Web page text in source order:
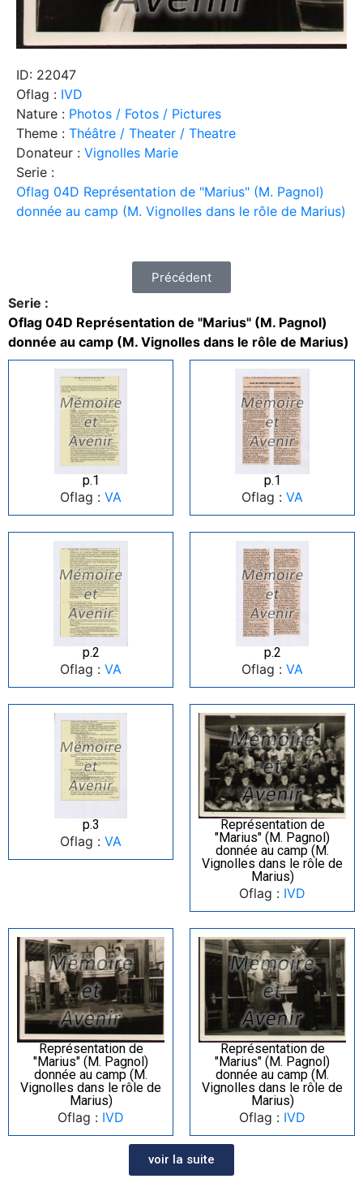
ID: 22047
Oflag : IVD
Nature : Photos / Fotos / Pictures
Theme : Théâtre / Theater / Theatre
Donateur : Vignolles Marie
Serie :
Oflag 04D Représentation de "Marius" (M. Pagnol)
donnée au camp (M. Vignolles dans le rôle de Marius)
Précédent
Serie :
Oflag 04D Représentation de "Marius" (M. Pagnol)
donnée au camp (M. Vignolles dans le rôle de Marius)
p.1
Oflag : VA
p.1
Oflag : VA
p.2
Oflag : VA
p.2
Oflag : VA
p.3
Oflag : VA
Représentation de
"Marius" (M. Pagnol)
donnée au camp (M.
Vignolles dans le rôle de
Marius)
Oflag : IVD
Représentation de
"Marius" (M. Pagnol)
donnée au camp (M.
Vignolles dans le rôle de
Marius)
Oflag : IVD
Représentation de
"Marius" (M. Pagnol)
donnée au camp (M.
Vignolles dans le rôle de
Marius)
Oflag : IVD
voir la suite